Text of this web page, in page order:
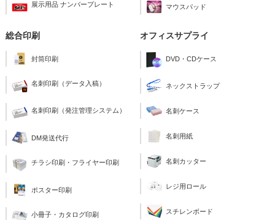
展示用品 ナンバープレート マウスパッド
総合印刷
封筒印刷
名刺印刷（データ入稿）
名刺印刷（発注管理システム）
DM発送代行
チラシ印刷・フライヤー印刷
ポスター印刷
小冊子・カタログ印刷
オフィスサプライ
DVD・CDケース
ネックストラップ
名刺ケース
名刺用紙
名刺カッター
レジ用ロール
スチレンボード